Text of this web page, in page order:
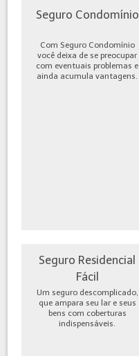
Seguro Condomínio
Com Seguro Condomínio
você deixa de se preocupar
com eventuais problemas e
ainda acumula vantagens.
Seguro Residencial
Fácil
Um seguro descomplicado,
que ampara seu lar e seus
bens com coberturas
indispensáveis.